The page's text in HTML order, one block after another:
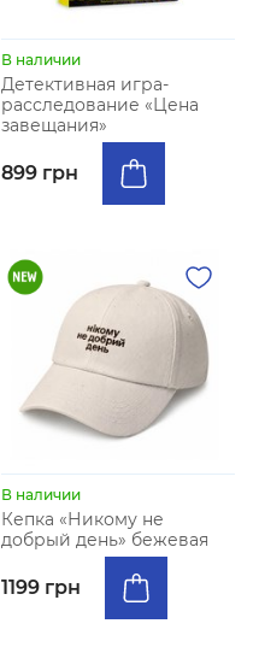
В наличии
Детективная игра-
расследование «Цена
завещания»
899 грн
В наличии
Кепка «Никому не
добрый день» бежевая
1199 грн